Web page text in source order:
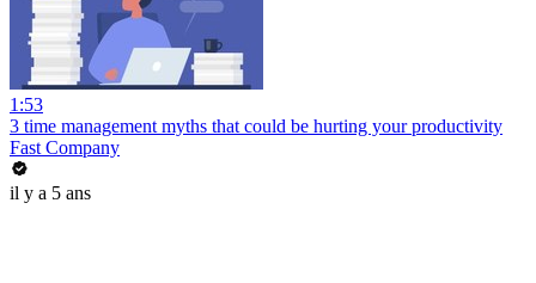
1:53
3 time management myths that could be hurting your productivity
Fast Company
il y a 5 ans